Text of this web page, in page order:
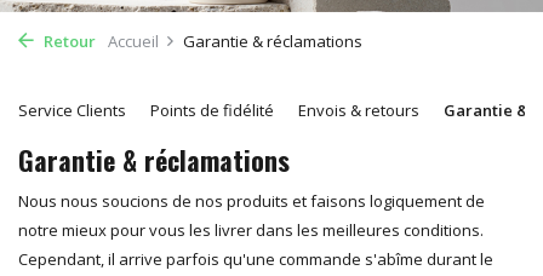
Retour Accueil Garantie & réclamations
Service Clients Points de fidélité Envois & retours Garantie &
Garantie & réclamations
Nous nous soucions de nos produits et faisons logiquement de
notre mieux pour vous les livrer dans les meilleures conditions.
Cependant, il arrive parfois qu'une commande s'abîme durant le